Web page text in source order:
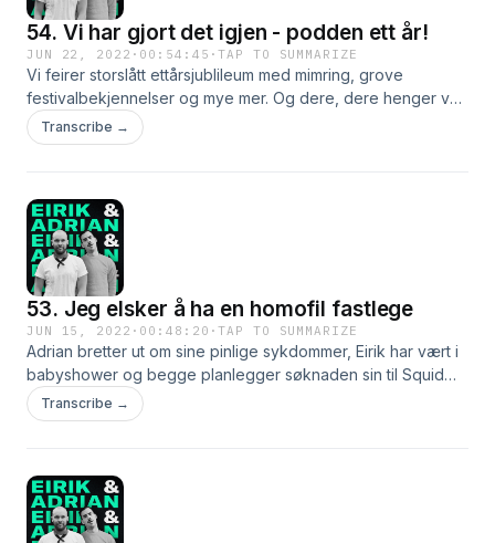
54. Vi har gjort det igjen - podden ett år!
JUN 22, 2022 · 00:54:45 ·TAP TO SUMMARIZE
Vi feirer storslått ettårsjublileum med mimring, grove
festivalbekjennelser og mye mer. Og dere, dere henger vel
på?Transcribe →
53. Jeg elsker å ha en homofil fastlege
JUN 15, 2022 · 00:48:20 ·TAP TO SUMMARIZE
Adrian bretter ut om sine pinlige sykdommer, Eirik har vært i
babyshower og begge planlegger søknaden sin til Squid
Game: The Challenge.
Transcribe →